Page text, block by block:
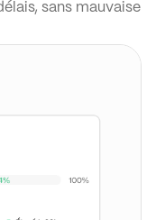
sans mauvaise